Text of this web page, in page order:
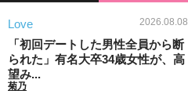
Love 2026.08.08
「初回デートした男性全員から断
られた」有名大卒34歳女性が、高
望み...
菊乃